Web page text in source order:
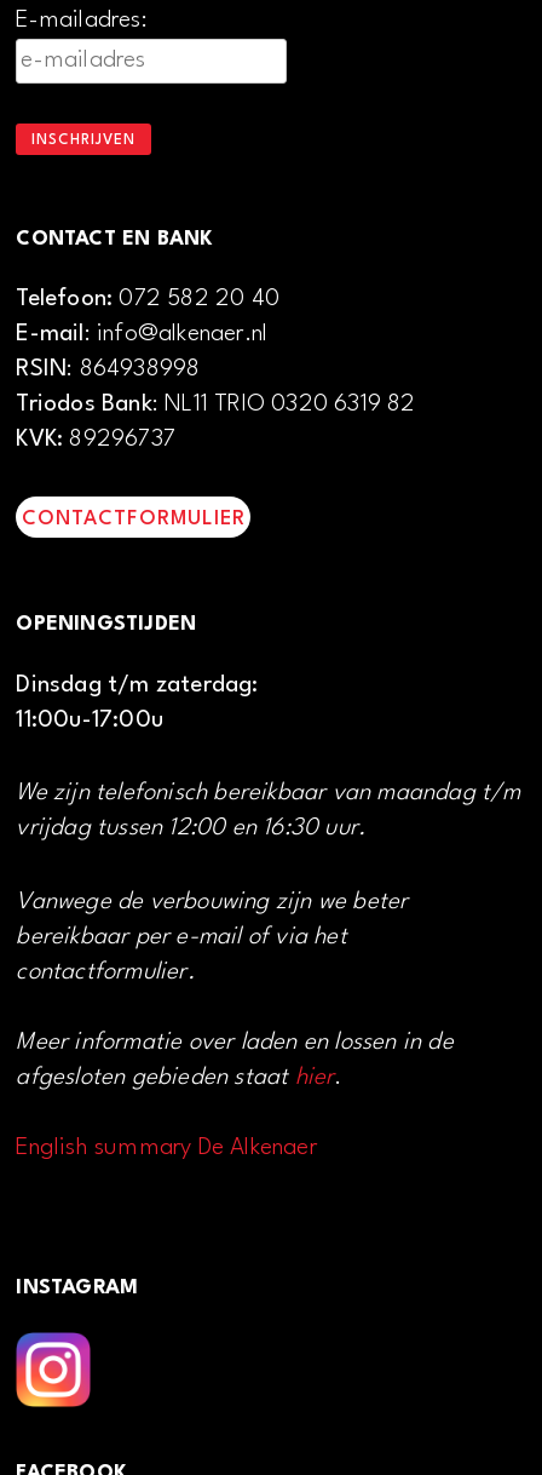
E-mailadres:
CONTACT EN BANK
Telefoon:072 582 20 40
E-mail: info@alkenaer.nl
RSIN: 864938998
Triodos Bank: NL11 TRIO 0320 6319 82
KVK: 89296737
CONTACTFORMULIER
OPENINGSTIJDEN
Dinsdag t/m zaterdag:
11:00u-17:00u
We zijn telefonisch bereikbaar van maandag t/m
vrijdag tussen 12:00 en 16:30 uur.
Vanwege de verbouwing zijn we beter
bereikbaar per e-mail of via het
contactformulier.
Meer informatie over laden en lossen in de
afgesloten gebieden staat hier.
English summary De Alkenaer
INSTAGRAM